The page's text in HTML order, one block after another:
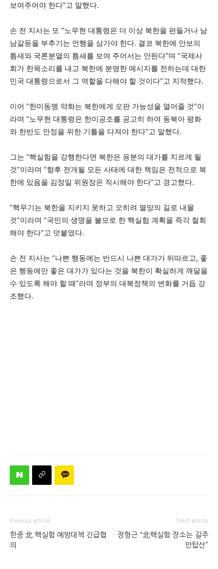
보여주어야 한다”고 말했다.
손 전 지사는 또 “노무현 대통령은 더 이상 북한을 편들거나 남
남갈등을 부추기는 언행을 삼가야 한다. 결코 북한에 안보의
틈새와 국론분열의 틈새를 보여 주어서는 안된다”며 “국제사
회가 한목소리를 내고 북한에 분명한 메시지를 전하는데 대한
민국 대통령으로서 그 역할을 다해야 할 것이다”고 지적했다.
이어 “한미동맹 약화는 북한에게 오판 가능성을 열어줄 것”이
라며 “노무현 대통령은 한미공조를 공고히 하여 동북아 평화
와 한반도 안정을 위한 기틀을 다져야 한다”고 말했다.
그는 “핵실험을 강행한다면 북한은 응분의 대가를 치르게 될
것”이라며 “향후 전개될 모든 사태에 대한 책임은 전적으로 북
한에 있음을 김정일 위원장은 직시해야 한다”고 경고했다.
“핵무기는 북한을 지키지 못하고 오히려 멸망의 길로 내몰
것”이라며 “국민의 생명을 볼모로 한 핵실험 계획을 즉각 철회
해야 한다”고 덧붙였다.
손 전 지사는 “나쁜 행동에는 반드시 나쁜 대가가 뒤따르고, 좋
은 행동에만 좋은 대가가 있다는 것을 북한이 확실하게 깨달을
수 있도록 해야 할 때”라며 정부의 대북정책의 변화를 거듭 강
조했다.
Previous article
한중 北 핵실험 예방대책 긴급협
의
Next article
정형근 “北핵실험 장소는 길주
만탑산”